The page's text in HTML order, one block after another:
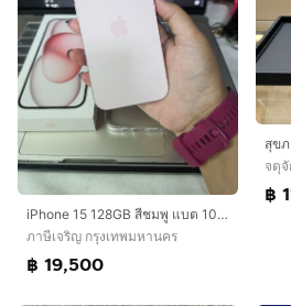
iPhone 15 128GB สีชมพู แบต 100% ประกันถึง 20 กค 70
ภาษีเจริญ กรุงเทพมหานคร
฿ 19,500
จตุ
฿